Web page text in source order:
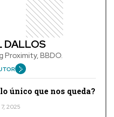
DALLOS
Proximity, BBDO.
único que nos queda?
2025